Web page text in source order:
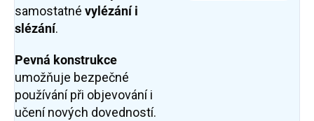
samostatné vylézání i
slézání.
Pevná konstrukce
umožňuje bezpečné
používání při objevování i
učení nových dovedností.